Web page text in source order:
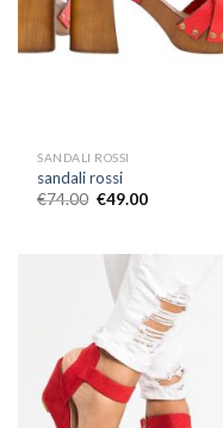
SANDALI ROSSI
sandali rossi
€74.00 €49.00